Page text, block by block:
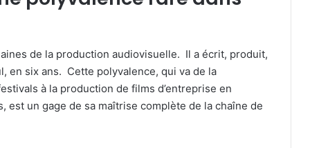
de la production audiovisuelle. Il a écrit, produit,
en six ans. Cette polyvalence, qui va de la
à la production de films d’entreprise en
un gage de sa maîtrise complète de la chaîne de